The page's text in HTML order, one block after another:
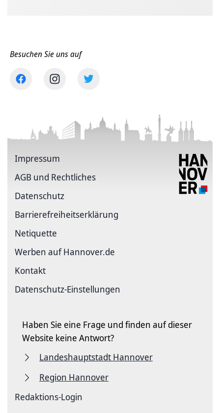
Besuchen Sie uns auf
Impressum
AGB und Rechtliches
Datenschutz
Barriere­freiheits­erklärung
Netiquette
Werben auf Hannover.de
Kontakt
Datenschutz-Einstellungen
Haben Sie eine Frage und finden auf dieser
Website keine Antwort?
Landeshauptstadt Hannover
Region Hannover
Redaktions-Login